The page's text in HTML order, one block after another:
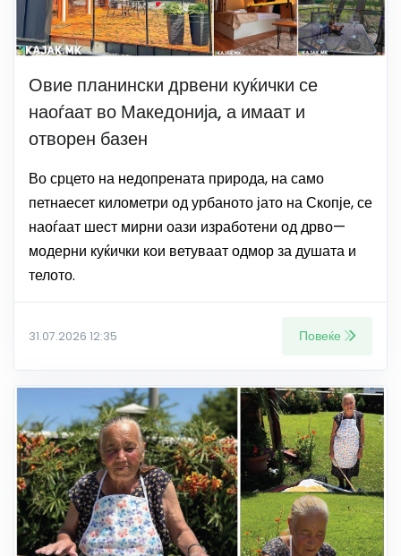
Овие планински дрвени куќички се
наоѓаат во Македонија, а имаат и
отворен базен
Во срцето на недопрената природа, на само
петнаесет километри од урбаното јато на Скопје, се
наоѓаат шест мирни оази изработени од дрво—
модерни куќички кои ветуваат одмор за душата и
телото.
31.07.2026 12:35 Повеќе